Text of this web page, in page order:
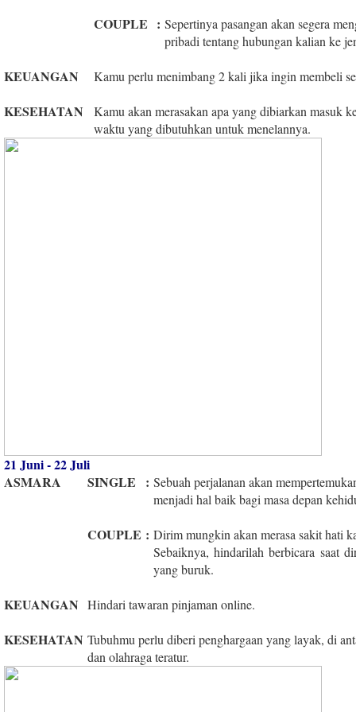
COUPLE : Sepertinya pasangan akan segera
pribadi tentang hubungan kalian ke
KEUANGAN Kamu perlu menimbang 2 kali jika ingin membeli
KESEHATAN
Kamu akan merasakan apa yang dibiarkan masuk
waktu yang dibutuhkan untuk menelannya.
21 Juni - 22 Juli
ASMARA
SINGLE : Sebuah perjalanan akan
menjadi hal baik bagi masa depan
COUPLE : Dirim mungkin akan merasa sakit hati
Sebaiknya, hindarilah berbicara saat
yang buruk.
KEUANGAN Hindari tawaran pinjaman online.
KESEHATAN Tubuhmu perlu diberi penghargaan yang layak, di
dan olahraga teratur.